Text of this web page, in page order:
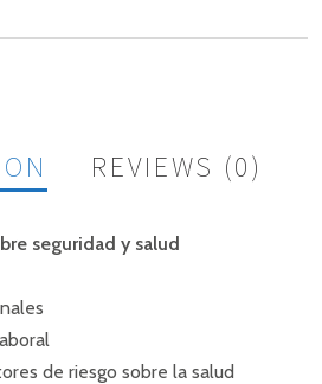
REVIEWS (0)
seguridad y salud
de riesgo sobre la salud